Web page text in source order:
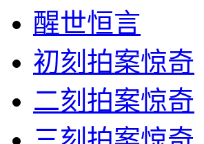
醒世恒言
初刻拍案惊奇
二刻拍案惊奇